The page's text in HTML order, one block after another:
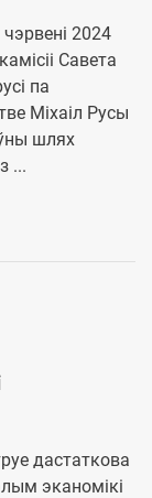
чэрвені 2024
Савета
па
Міхаіл Русы
шлях
...
дастаткова
эканомікі